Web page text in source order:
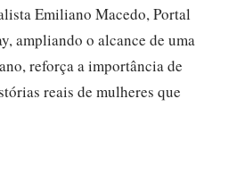
Emiliano Macedo, Portal
ampliando o alcance de uma
reforça a importância de
reais de mulheres que